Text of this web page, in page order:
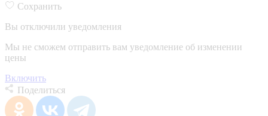
Сохранить
Вы отключили уведомления
Мы не сможем отправить вам уведомление об изменении
цены
Включить
Поделиться